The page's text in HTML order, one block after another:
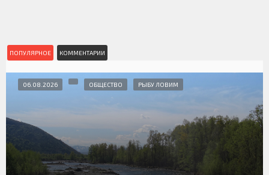
ПОПУЛЯРНОЕ КОММЕНТАРИИ
06.08.2026 ОБЩЕСТВО РЫБУ ЛОВИМ